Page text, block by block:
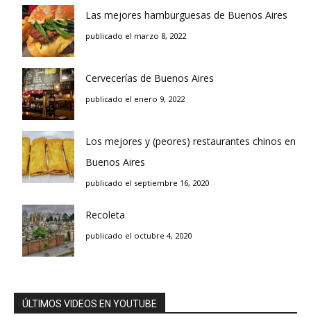
Las mejores hamburguesas de Buenos Aires
publicado el marzo 8, 2022
Cervecerías de Buenos Aires
publicado el enero 9, 2022
Los mejores y (peores) restaurantes chinos en
Buenos Aires
publicado el septiembre 16, 2020
Recoleta
publicado el octubre 4, 2020
ÚLTIMOS VIDEOS EN YOUTUBE